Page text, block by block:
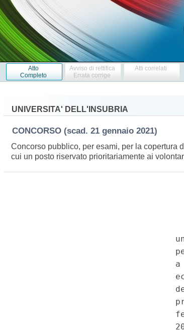
Atto
Completo
Avviso di rettifica
Errata corrige
Atti correlati
UNIVERSITA' DELL'INSUBRIA
CONCORSO (scad. 21 gennaio 2021)
Concorso pubblico, per esami, per la copertura
cui un posto riservato prioritariamente ai